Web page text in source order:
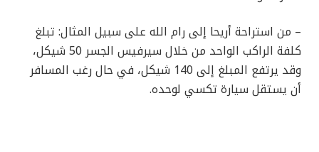
– من استراحة أريحا إلى رام الله على سبيل المثال: تبلغ
كلفة الراكب الواحد من خلال سيرفيس الجسر 50 شيكل،
وقد يرتفع المبلغ إلى 140 شيكل، في حال رغب المسافر
أن يستقل سيارة تكسي لوحده.